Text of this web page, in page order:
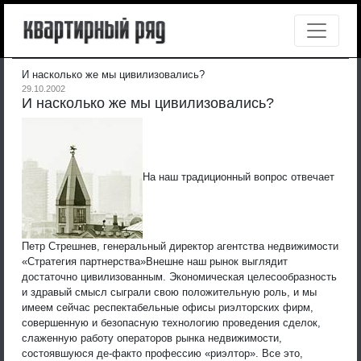
И насколько же мы цивилизовались?
29.10.2002
И насколько же мы цивилизовались?
На наш традиционный вопрос отвечает
Петр Стрешнев, генеральный директор агентства недвижимости
«Стратегия партнерства»Внешне наш рынок выглядит
достаточно цивилизованным. Экономическая целесообразность
и здравый смысл сыграли свою положительную роль, и мы
имеем сейчас респектабельные офисы риэлторских фирм,
совершенную и безопасную технологию проведения сделок,
слаженную работу операторов рынка недвижимости,
состоявшуюся де-факто профессию «риэлтор». Все это,